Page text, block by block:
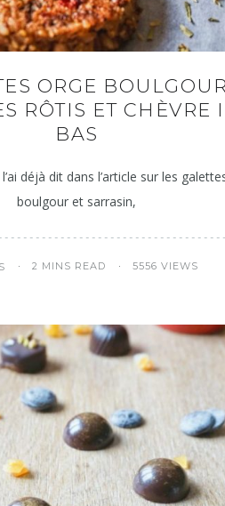
ORGE
RÔTIS ET CHÈVRE
BAS
déjà dit dans l’article sur les
boulgour et sarrasin,
2 MINS READ 5556 VIEWS